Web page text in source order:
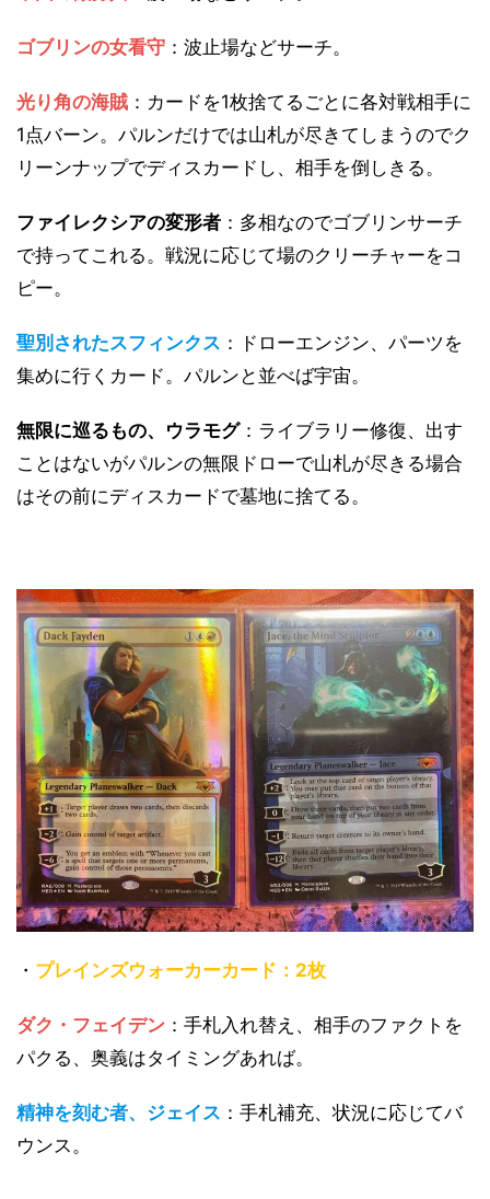
ゴブリンの女看守 ：波止場などサーチ。
光り角の海賊 ：カードを1枚捨てるごとに各対戦相手に
1点バーン。パルンだけでは山札が尽きてしまうのでク
リーンナップでディスカードし、相手を倒しきる。
ファイレクシアの変形者 ：多相なのでゴブリンサーチ
で持ってこれる。戦況に応じて場のクリーチャーをコ
ピー。
聖別されたスフィンクス ：ドローエンジン、パーツを
集めに行くカード。パルンと並べば宇宙。
無限に巡るもの、ウラモグ：ライブラリー修復、出す
ことはないがパルンの無限ドローで山札が尽きる場合
はその前にディスカードで墓地に捨てる。
・ プレインズウォーカーカード：2枚
ダク・フェイデン ：手札入れ替え、相手のファクトを
パクる、奥義はタイミングあれば。
精神を刻む者、ジェイス ：手札補充、状況に応じてバ
ウンス。